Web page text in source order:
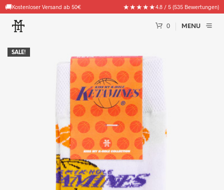
🚚Kostenloser Versand ab 50€ ★★★★★4.8 / 5 (535 Bewertungen)
0 MENU
SALE!